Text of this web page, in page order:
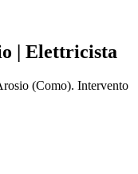
| Elettricista
(Como). Intervento